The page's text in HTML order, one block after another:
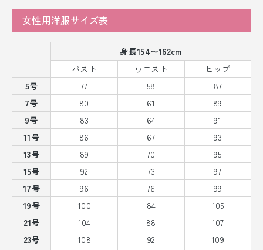
女性用洋服サイズ表
身長154〜162cm
バスト
ウエスト
ヒップ
5号
77 58
87
7号
80 61
89
9号
83 64
91
11号
86 67
93
13号
89 70
95
15号
92 73
97
17号
96 76
99
19号
100 84
105
21号
104 88
107
23号
108 92
109